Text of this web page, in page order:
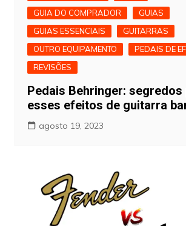
GUIA DO COMPRADOR
GUIAS
GUIAS ESSENCIAIS
GUITARRAS
OUTRO EQUIPAMENTO
PEDAIS DE
REVISÕES
Pedais Behringer: segredos
esses efeitos de guitarra
agosto 19, 2023